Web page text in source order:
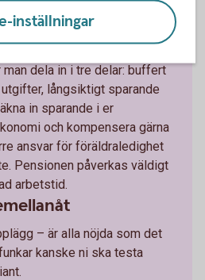
man dela in i tre delar: buffert
långsiktigt sparande
in sparande i er
och kompensera gärna
ansvar för föräldraledighet
Pensionen påverkas väldigt
arbetstid.
– är alla nöjda som det
kanske ni ska testa
inställningar